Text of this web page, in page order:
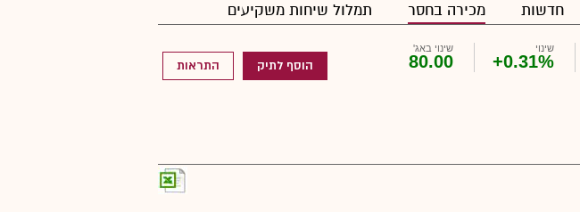
חדשות מכירה בחסר תמלול שיחות משקיעים
שינוי
+0.31%
שינוי באג'
80.00 הוסף לתיק התראות